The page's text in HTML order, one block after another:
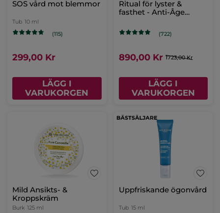
Lugnande
Tub 40 ml
(58)
399,00 Kr
LÄGG I
VARUKORGEN
Dag- & nattkräm -
mogen hud, Pure
(89)
299,00 Kr
LÄGG I
VARUKORGEN
Uppstramande och
Tub 75 ml